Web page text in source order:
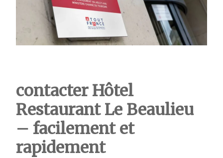
contacter Hôtel
Restaurant Le Beaulieu
– facilement et
rapidement